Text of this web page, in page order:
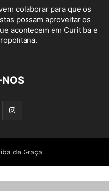
colaborar para que os
possam aproveitar os
acontecem em Curitiba e
de Graça